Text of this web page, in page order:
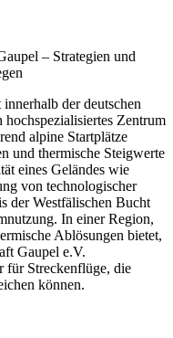
– Strategien und
der deutschen
Zentrum
alpine Startplätze
und thermische Steigwerte
eines Geländes wie
von technologischer
der Westfälischen Bucht
In einer Region,
Ablösungen bietet,
Gaupel e.V.
für Streckenflüge, die
können.